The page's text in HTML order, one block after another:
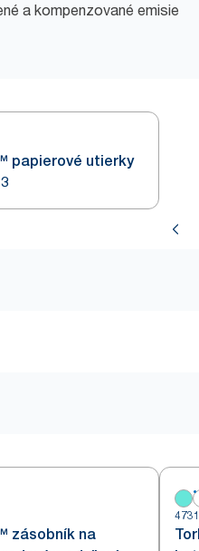
a kompenzované emisie
papierové utierky
zásobník na